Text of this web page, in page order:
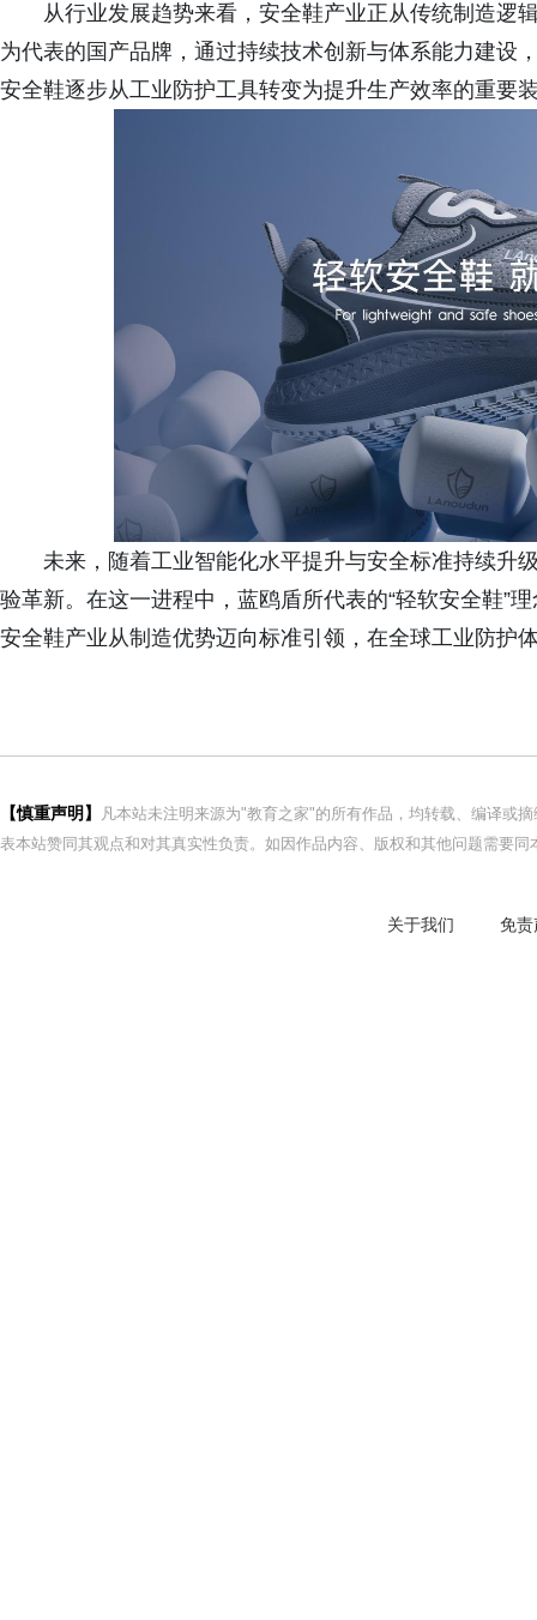
从行业发展趋势来看，安全鞋产业正从传统制造逻
为代表的国产品牌，通过持续技术创新与体系能力建设
安全鞋逐步从工业防护工具转变为提升生产效率的重要
未来，随着工业智能化水平提升与安全标准持续升
验革新。在这一进程中，蓝鸥盾所代表的“轻软安全鞋”
安全鞋产业从制造优势迈向标准引领，在全球工业防护
【慎重声明】
凡本站未注明来源为"教育之家"的所有作品，均转载、编译或
表本站赞同其观点和对其真实性负责。如因作品内容、版权和其他问题需要
关于我们 免责